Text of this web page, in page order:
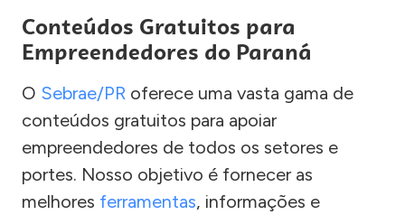
Conteúdos Gratuitos para
Empreendedores do Paraná
O Sebrae/PR oferece uma vasta gama de
conteúdos gratuitos para apoiar
empreendedores de todos os setores e
portes. Nosso objetivo é fornecer as
melhores ferramentas, informações e